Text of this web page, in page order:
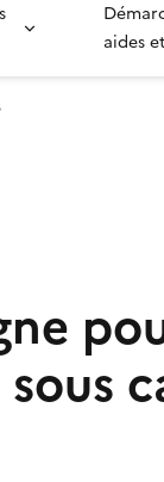
aides